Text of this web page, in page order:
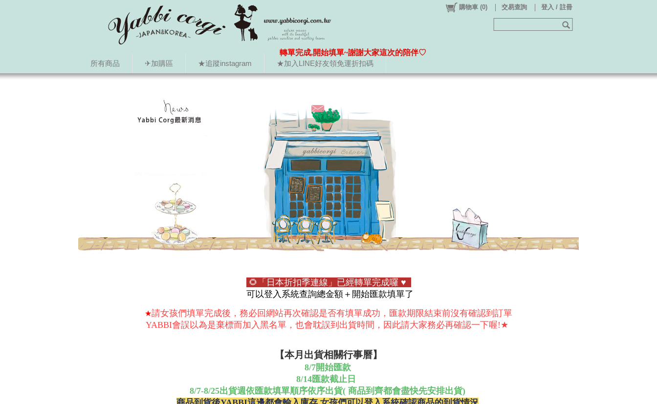
所有商品 ✈加購區 ★追蹤instagram ★加入LINE好友領免運折扣碼
購物車 (0) 交易查詢 登入 / 註冊
轉單完成,開始填單~謝謝大家這次的陪伴♡